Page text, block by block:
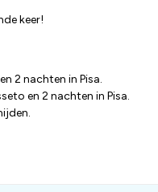
keer!
2 nachten in Pisa.
en 2 nachten in Pisa.